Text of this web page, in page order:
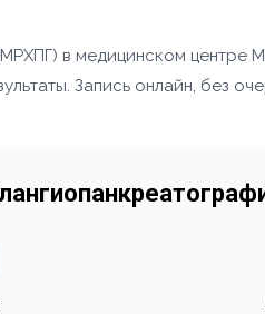
в медицинском
Запись онлайн, без